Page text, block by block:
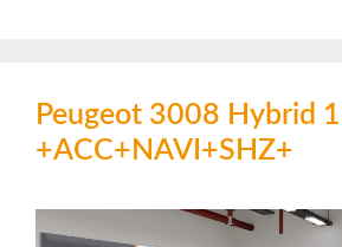
Peugeot 3008 Hybrid
+ACC+NAVI+SHZ+